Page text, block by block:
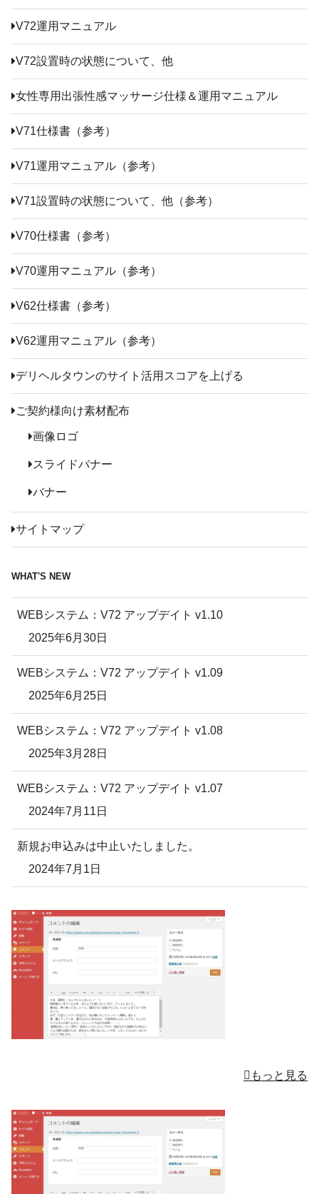
V72運用マニュアル
V72設置時の状態について、他
女性専用出張性感マッサージ仕様＆運用マニュアル
V71仕様書（参考）
V71運用マニュアル（参考）
V71設置時の状態について、他（参考）
V70仕様書（参考）
V70運用マニュアル（参考）
V62仕様書（参考）
V62運用マニュアル（参考）
デリヘルタウンのサイト活用スコアを上げる
ご契約様向け素材配布
画像ロゴ
スライドバナー
バナー
サイトマップ
WHAT'S NEW
WEBシステム：V72 アップデイト v1.10
2025年6月30日
WEBシステム：V72 アップデイト v1.09
2025年6月25日
WEBシステム：V72 アップデイト v1.08
2025年3月28日
WEBシステム：V72 アップデイト v1.07
2024年7月11日
新規お申込みは中止いたしました。
2024年7月1日
もっと見る